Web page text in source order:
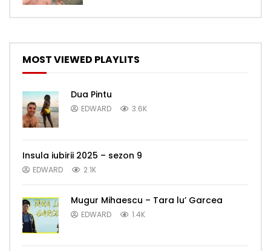
MOST VIEWED PLAYLITS
Dua Pintu
EDWARD 3.6K
Insula iubirii 2025 – sezon 9
EDWARD 2.1K
Mugur Mihaescu – Tara lu’ Garcea
EDWARD 1.4K